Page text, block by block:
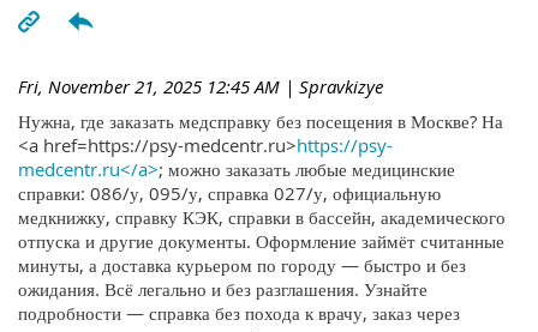
Fri, November 21, 2025 12:45 AM | Spravkizye
Нужна, где заказать медсправку без посещения в Москве? На
<a href=https://psy-medcentr.ru>https://psy-
medcentr.ru</a>; можно заказать любые медицинские
справки: 086/у, 095/у, справка 027/у, официальную
медкнижку, справку КЭК, справки в бассейн, академического
отпуска и другие документы. Оформление займёт считанные
минуты, а доставка курьером по городу — быстро и без
ожидания. Всё легально и без разглашения. Узнайте
подробности — справка без похода к врачу, заказ через